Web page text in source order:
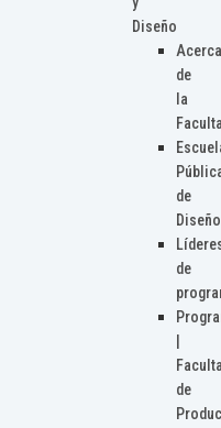
Diseño
Acerca
de
la
de
Diseño
de
de